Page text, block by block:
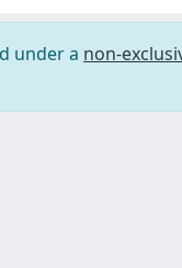
under a non-